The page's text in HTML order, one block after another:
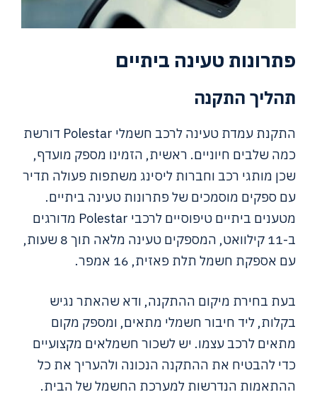
פתרונות טעינה ביתיים
תהליך התקנה
התקנת עמדת טעינה לרכב חשמלי Polestar דורשת
כמה שלבים חיוניים. ראשית, הזמינו מספק מועדף,
שכן מותגי רכב וחברות ליסינג משתפות פעולה תדיר
עם ספקים מוסמכים של פתרונות טעינה ביתיים.
מטענים ביתיים טיפוסיים לרכבי Polestar מדורגים
ב-11 קילוואט, המספקים טעינה מלאה תוך 8 שעות,
עם אספקת חשמל תלת פאזית, 16 אמפר.
בעת בחירת מיקום ההתקנה, ודא שהאתר נגיש
בקלות, ליד חיבור חשמלי מתאים, ומספק מקום
מתאים לרכב עצמו. יש לשכור חשמלאים מקצועיים
כדי להבטיח את ההתקנה הנכונה ולהעריך את כל
ההתאמות הנדרשות למערכת החשמל של הבית.